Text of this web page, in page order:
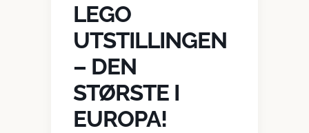
LEGO
UTSTILLINGEN
– DEN
STØRSTE I
EUROPA!